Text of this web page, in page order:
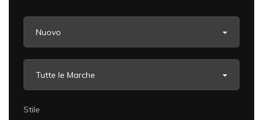
Nuovo
Tutte le Marche
Stile